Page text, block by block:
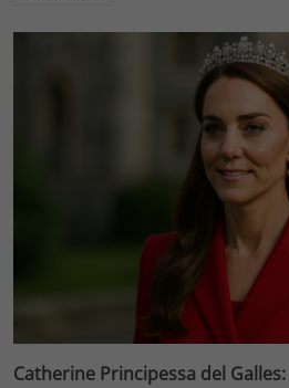
Catherine Principessa del